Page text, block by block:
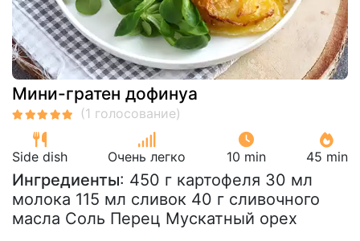
Мини-гратен дофинуа
Side dish Очень легко 10 min 45 min
Ингредиенты: 450 г картофеля 30 мл
молока 115 мл сливок 40 г сливочного
масла Соль Перец Мускатный орех